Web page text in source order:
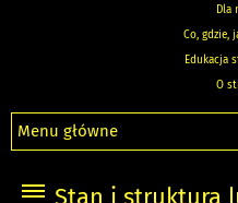
Dla
Co, gdzie,
Edukacja
O
Menu główne